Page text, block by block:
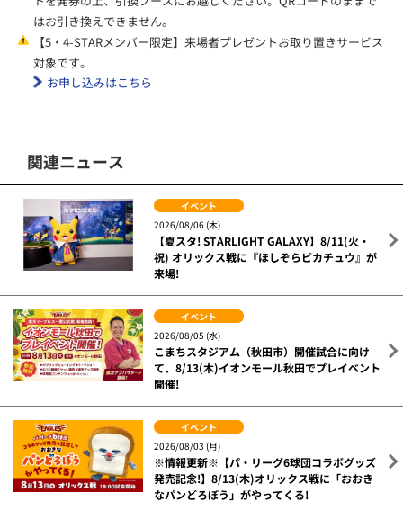
はお引き換えできません。
【5・4-STARメンバー限定】来場者プレゼントお取り置きサービス
対象です。
お申し込みはこちら
関連ニュース
イベント
2026/08/06 (木)
【夏スタ! STARLIGHT GALAXY】8/11(火・
祝) オリックス戦に『ほしぞらピカチュウ』が
来場!
イベント
2026/08/05 (水)
こまちスタジアム（秋田市）開催試合に向け
て、8/13(木)イオンモール秋田でプレイベント
開催!
イベント
2026/08/03 (月)
※情報更新※【パ・リーグ6球団コラボグッズ
発売記念!】8/13(木)オリックス戦に「おおき
なパンどろぼう」がやってくる!